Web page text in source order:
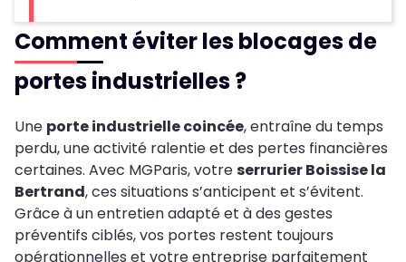
Comment éviter les blocages de
portes industrielles ?
Une porte industrielle coincée, entraîne du temps
perdu, une activité ralentie et des pertes financières
certaines. Avec MGParis, votreserrurier Boissise la
Bertrand, ces situations s’anticipent et s’évitent.
Grâce à un entretien adapté et à des gestes
préventifs ciblés, vos portes restent toujours
opérationnelles et votre entreprise parfaitement